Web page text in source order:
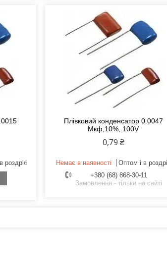
роздріб
Плівковий конденсатор 0.0047
Мкф,10%, 100V
0,79 ₴
Немає в наявності
Оптом і в
+380 (68) 868-30-11
Замовлення - тільки на сайті